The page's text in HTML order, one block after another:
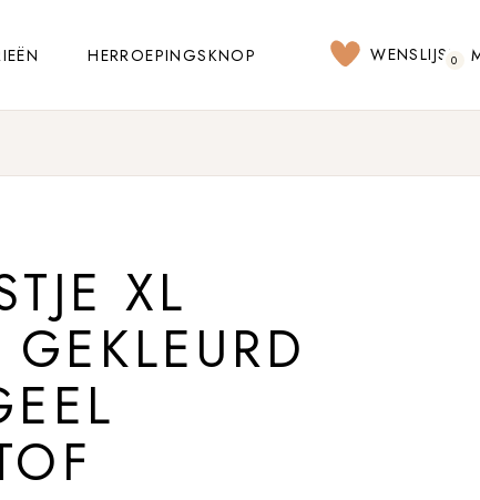
HERROEPINGSKNOP WENSLIJST
0
XL